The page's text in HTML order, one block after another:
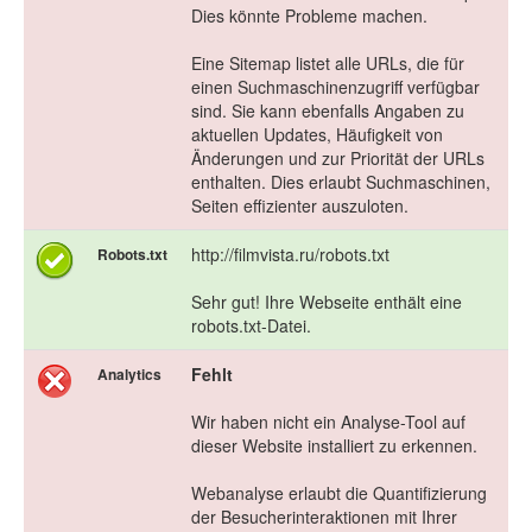
Dies könnte Probleme machen.
Eine Sitemap listet alle URLs, die für
einen Suchmaschinenzugriff verfügbar
sind. Sie kann ebenfalls Angaben zu
aktuellen Updates, Häufigkeit von
Änderungen und zur Priorität der URLs
enthalten. Dies erlaubt Suchmaschinen,
Seiten effizienter auszuloten.
Robots.txt
http://filmvista.ru/robots.txt
Sehr gut! Ihre Webseite enthält eine
robots.txt-Datei.
Analytics
Fehlt
Wir haben nicht ein Analyse-Tool auf
dieser Website installiert zu erkennen.
Webanalyse erlaubt die Quantifizierung
der Besucherinteraktionen mit Ihrer